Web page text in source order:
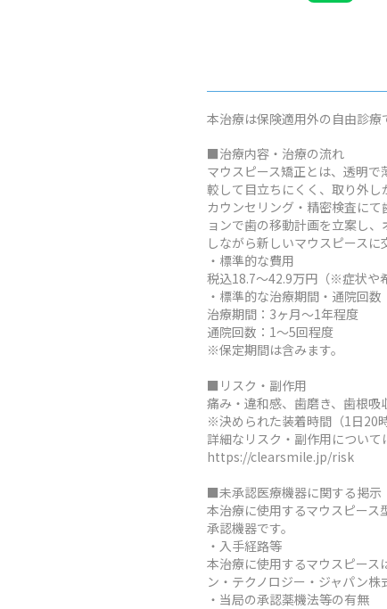
本治療は保険適用外の自由診療
■治療内容・治療の流れ
マウスピース矯正とは、透明
較して目立ちにくく、取り外し
カウンセリング・精密検査に
ョンで歯の移動計画を立案し
しながら新しいマウスピース
・標準的な費用
税込18.7～42.9万円（※症状や
・標準的な治療期間・通院回数
治療期間：3ヶ月～1年程度
通院回数：1～5回程度
※保定期間は含みます。
■リスク・副作用
痛み・違和感、歯磨き、歯根吸
※決められた装着時間（1日20
詳細なリスク・副作用について
https://clearsmile.jp/risk
■未承認医療機器に関する掲示
本治療に使用するマウスピー
承認機器です。
・入手経路等
本治療に使用するマウスピー
ン・テクノロジー・ジャパン株
・当局の承認薬機法等の有無